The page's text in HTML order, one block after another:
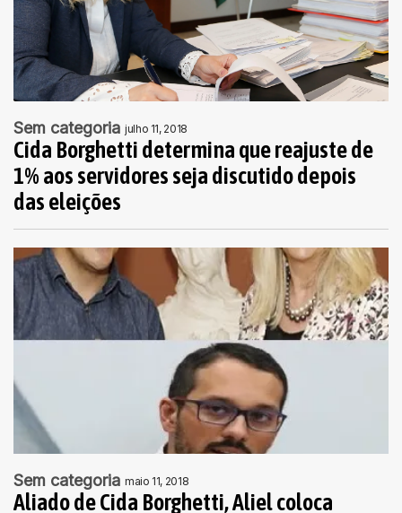
Sem categoria julho 11, 2018
Cida Borghetti determina que reajuste de
1% aos servidores seja discutido depois
das eleições
Sem categoria maio 11, 2018
Aliado de Cida Borghetti, Aliel coloca